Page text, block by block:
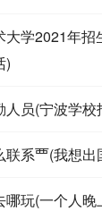
大学2021年
)
员(宁波学校
系覀(我想出
玩(一个人晚